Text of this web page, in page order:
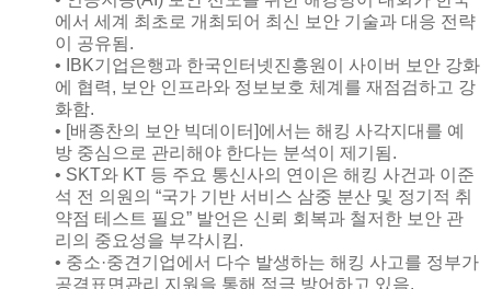
에서 세계 최초로 개최되어 최신 보안 기술과 대응 전략
이 공유됨.
• IBK기업은행과 한국인터넷진흥원이 사이버 보안 강화
에 협력, 보안 인프라와 정보보호 체계를 재점검하고 강
화함.
• [배종찬의 보안 빅데이터]에서는 해킹 사각지대를 예
방 중심으로 관리해야 한다는 분석이 제기됨.
• SKT와 KT 등 주요 통신사의 연이은 해킹 사건과 이준
석 전 의원의 “국가 기반 서비스 삼중 분산 및 정기적 취
약점 테스트 필요” 발언은 신뢰 회복과 철저한 보안 관
리의 중요성을 부각시킴.
• 중소·중견기업에서 다수 발생하는 해킹 사고를 정부가
공격표면관리 지원을 통해 적극 방어하고 있음.